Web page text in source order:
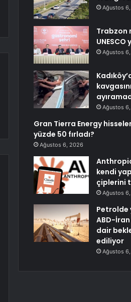
Ağustos
Trabzon
Ağustos
Ağustos
Gran Tierra Energy
yüzde 50 fırladı?
Ağustos 6, 2026
kendi
çiplerini
Ağustos
Petrolde
ABD-
dair
ediliyor
Ağustos